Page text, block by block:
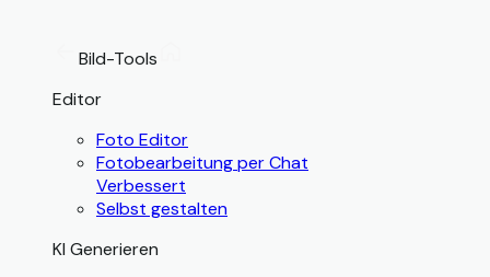
Bild-Tools
Editor
Foto Editor
Fotobearbeitung per Chat
Verbessert
Selbst gestalten
KI Generieren